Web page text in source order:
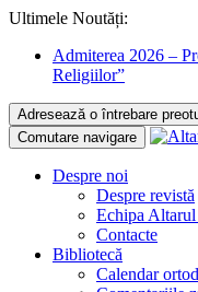
Ultimele Noutăți:
Admiterea 2026 –
Religiilor”
Adresează o întrebare
Comutare navigare
Despre noi
Despre revistă
Echipa
Contacte
Bibliotecă
Calendar